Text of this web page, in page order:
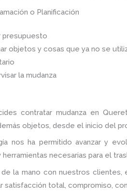
o Planificación
presupuesto
objetos y cosas que ya no se
la mudanza
contratar mudanza en
objetos, desde el inicio del
nos ha permitido avanzar y
herramientas necesarias para el
de la mano con nuestros
satisfacción total, compromiso,